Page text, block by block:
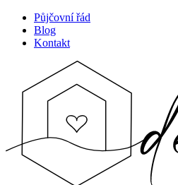
Půjčovní řád
Blog
Kontakt